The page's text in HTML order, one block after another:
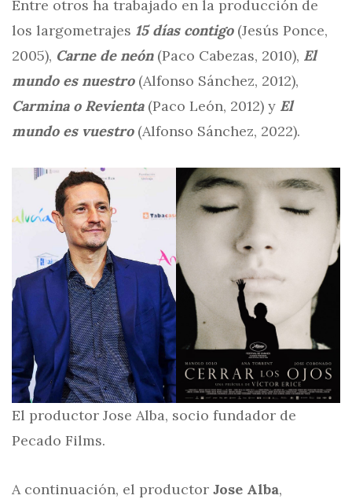
Entre otros ha trabajado en la producción de
los largometrajes 15 días contigo(Jesús Ponce,
2005), Carne de neón(Paco Cabezas, 2010), El
mundo es nuestro(Alfonso Sánchez, 2012),
Carmina o Revienta(Paco León, 2012) y El
mundo es vuestro(Alfonso Sánchez, 2022).
El productor Jose Alba, socio fundador de
Pecado Films.
A continuación, el productor Jose Alba,